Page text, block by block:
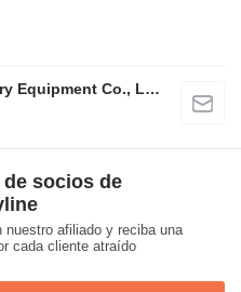
Guangzhou Jianming Machinery Equipment Co., Ltd.
de socios de
nuestro afiliado y reciba una
cada cliente atraído